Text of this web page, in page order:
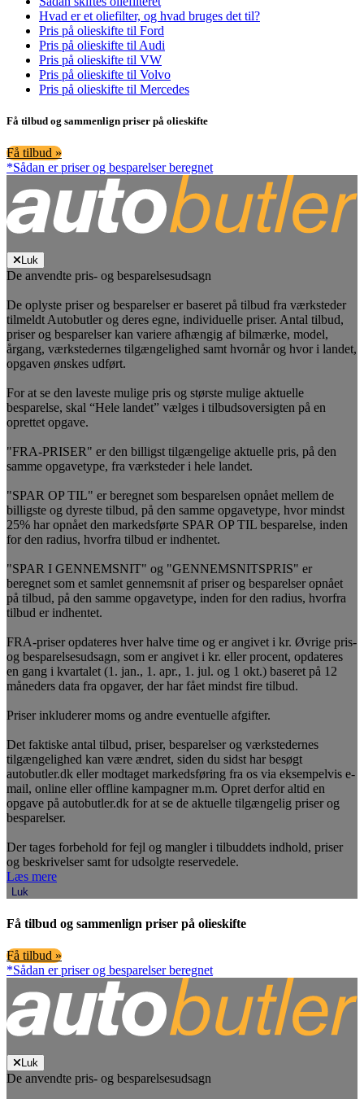
Hvad er et oliefilter, og hvad bruges det til?
Pris på olieskifte til Ford
Pris på olieskifte til Audi
Pris på olieskifte til VW
Pris på olieskifte til Volvo
Pris på olieskifte til Mercedes
Få tilbud og sammenlign priser på olieskifte
Få tilbud »
*Sådan er priser og besparelser beregnet
Luk
De anvendte pris- og besparelsesudsagn
De oplyste priser og besparelser er baseret på tilbud fra værksteder
tilmeldt Autobutler og deres egne, individuelle priser. Antal tilbud,
priser og besparelser kan variere afhængig af bilmærke, model,
årgang, værkstedernes tilgængelighed samt hvornår og hvor i landet,
opgaven ønskes udført.
For at se den laveste mulige pris og største mulige aktuelle
besparelse, skal “Hele landet” vælges i tilbudsoversigten på en
oprettet opgave.
"FRA-PRISER" er den billigst tilgængelige aktuelle pris, på den
samme opgavetype, fra værksteder i hele landet.
"SPAR OP TIL" er beregnet som besparelsen opnået mellem de
billigste og dyreste tilbud, på den samme opgavetype, hvor mindst
25% har opnået den markedsførte SPAR OP TIL besparelse, inden
for den radius, hvorfra tilbud er indhentet.
"SPAR I GENNEMSNIT" og "GENNEMSNITSPRIS" er
beregnet som et samlet gennemsnit af priser og besparelser opnået
på tilbud, på den samme opgavetype, inden for den radius, hvorfra
tilbud er indhentet.
FRA-priser opdateres hver halve time og er angivet i kr. Øvrige pris-
og besparelsesudsagn, som er angivet i kr. eller procent, opdateres
en gang i kvartalet (1. jan., 1. apr., 1. jul. og 1 okt.) baseret på 12
måneders data fra opgaver, der har fået mindst fire tilbud.
Priser inkluderer moms og andre eventuelle afgifter.
Det faktiske antal tilbud, priser, besparelser og værkstedernes
tilgængelighed kan være ændret, siden du sidst har besøgt
autobutler.dk eller modtaget markedsføring fra os via eksempelvis e-
mail, online eller offline kampagner m.m. Opret derfor altid en
opgave på autobutler.dk for at se de aktuelle tilgængelig priser og
besparelser.
Der tages forbehold for fejl og mangler i tilbuddets indhold, priser
og beskrivelser samt for udsolgte reservedele.
Læs mere
Luk
Få tilbud og sammenlign priser på olieskifte
Få tilbud »
*Sådan er priser og besparelser beregnet
Luk
De anvendte pris- og besparelsesudsagn